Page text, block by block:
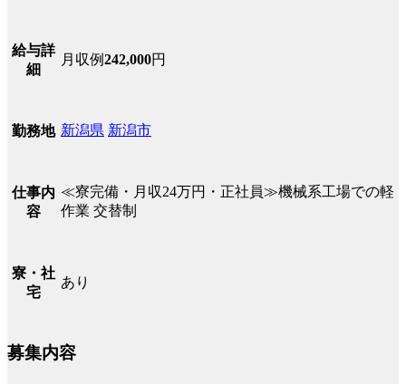
給与詳
細
月収例242,000円
勤務地 新潟県 新潟市
仕事内
容
≪寮完備・月収24万円・正社員≫機械系工場での軽
作業 交替制
寮・社
宅
あり
募集内容